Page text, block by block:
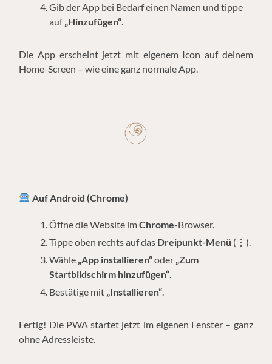
Gib der App bei Bedarf einen Namen und tippe
auf„Hinzufügen“.
Die App erscheint jetzt mit eigenem Icon auf deinem
Home-Screen – wie eine ganz normale App.
Auf Android (Chrome)
Öffne die Website imChrome-Browser.
Tippe oben rechts auf das Dreipunkt-Menü (⋮).
Wähle „App installieren“oder „Zum
Startbildschirm hinzufügen“.
Bestätige mit „Installieren“.
Fertig! Die PWA startet jetzt im eigenen Fenster – ganz
ohne Adressleiste.